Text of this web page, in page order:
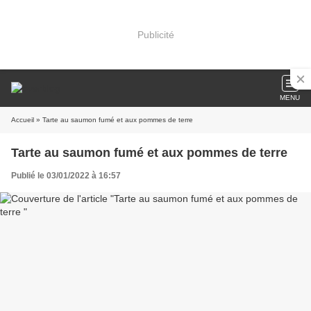
Publicité
MENU
Accueil » Tarte au saumon fumé et aux pommes de terre
Tarte au saumon fumé et aux pommes de terre
Publié le 03/01/2022 à 16:57